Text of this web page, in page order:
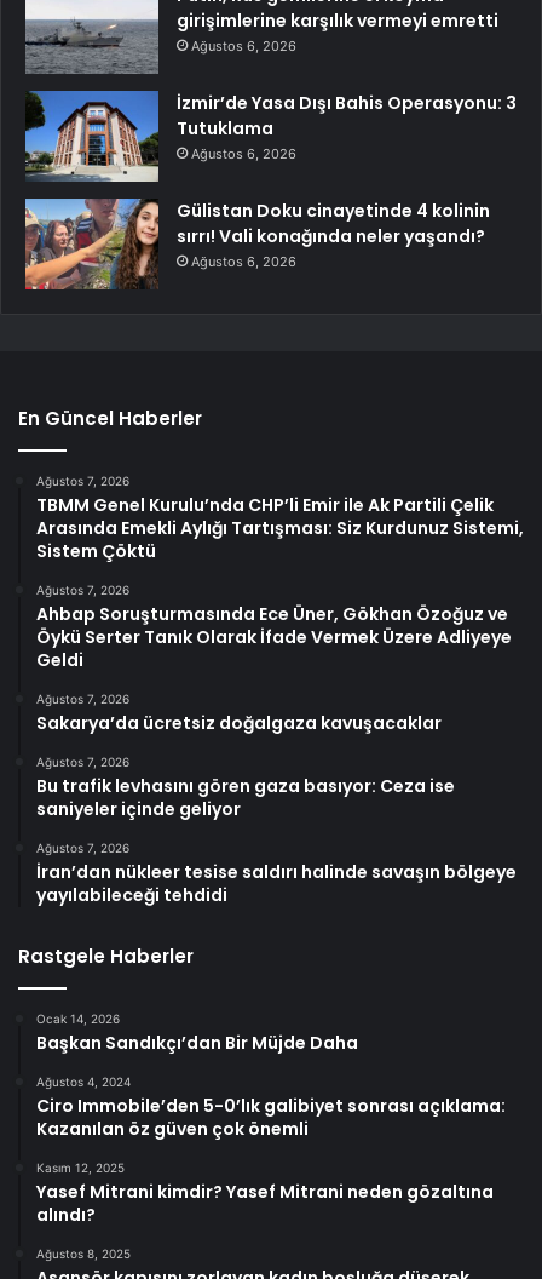
girişimlerine karşılık vermeyi emretti
Ağustos 6, 2026
İzmir’de Yasa Dışı Bahis Operasyonu: 3
Tutuklama
Ağustos 6, 2026
Gülistan Doku cinayetinde 4 kolinin
sırrı! Vali konağında neler yaşandı?
Ağustos 6, 2026
En Güncel Haberler
Ağustos 7, 2026
TBMM Genel Kurulu’nda CHP’li Emir ile Ak Partili Çelik
Arasında Emekli Aylığı Tartışması: Siz Kurdunuz Sistemi,
Sistem Çöktü
Ağustos 7, 2026
Ahbap Soruşturmasında Ece Üner, Gökhan Özoğuz ve
Öykü Serter Tanık Olarak İfade Vermek Üzere Adliyeye
Geldi
Ağustos 7, 2026
Sakarya’da ücretsiz doğalgaza kavuşacaklar
Ağustos 7, 2026
Bu trafik levhasını gören gaza basıyor: Ceza ise
saniyeler içinde geliyor
Ağustos 7, 2026
İran’dan nükleer tesise saldırı halinde savaşın bölgeye
yayılabileceği tehdidi
Rastgele Haberler
Ocak 14, 2026
Başkan Sandıkçı’dan Bir Müjde Daha
Ağustos 4, 2024
Ciro Immobile’den 5-0’lık galibiyet sonrası açıklama:
Kazanılan öz güven çok önemli
Kasım 12, 2025
Yasef Mitrani kimdir? Yasef Mitrani neden gözaltına
alındı?
Ağustos 8, 2025